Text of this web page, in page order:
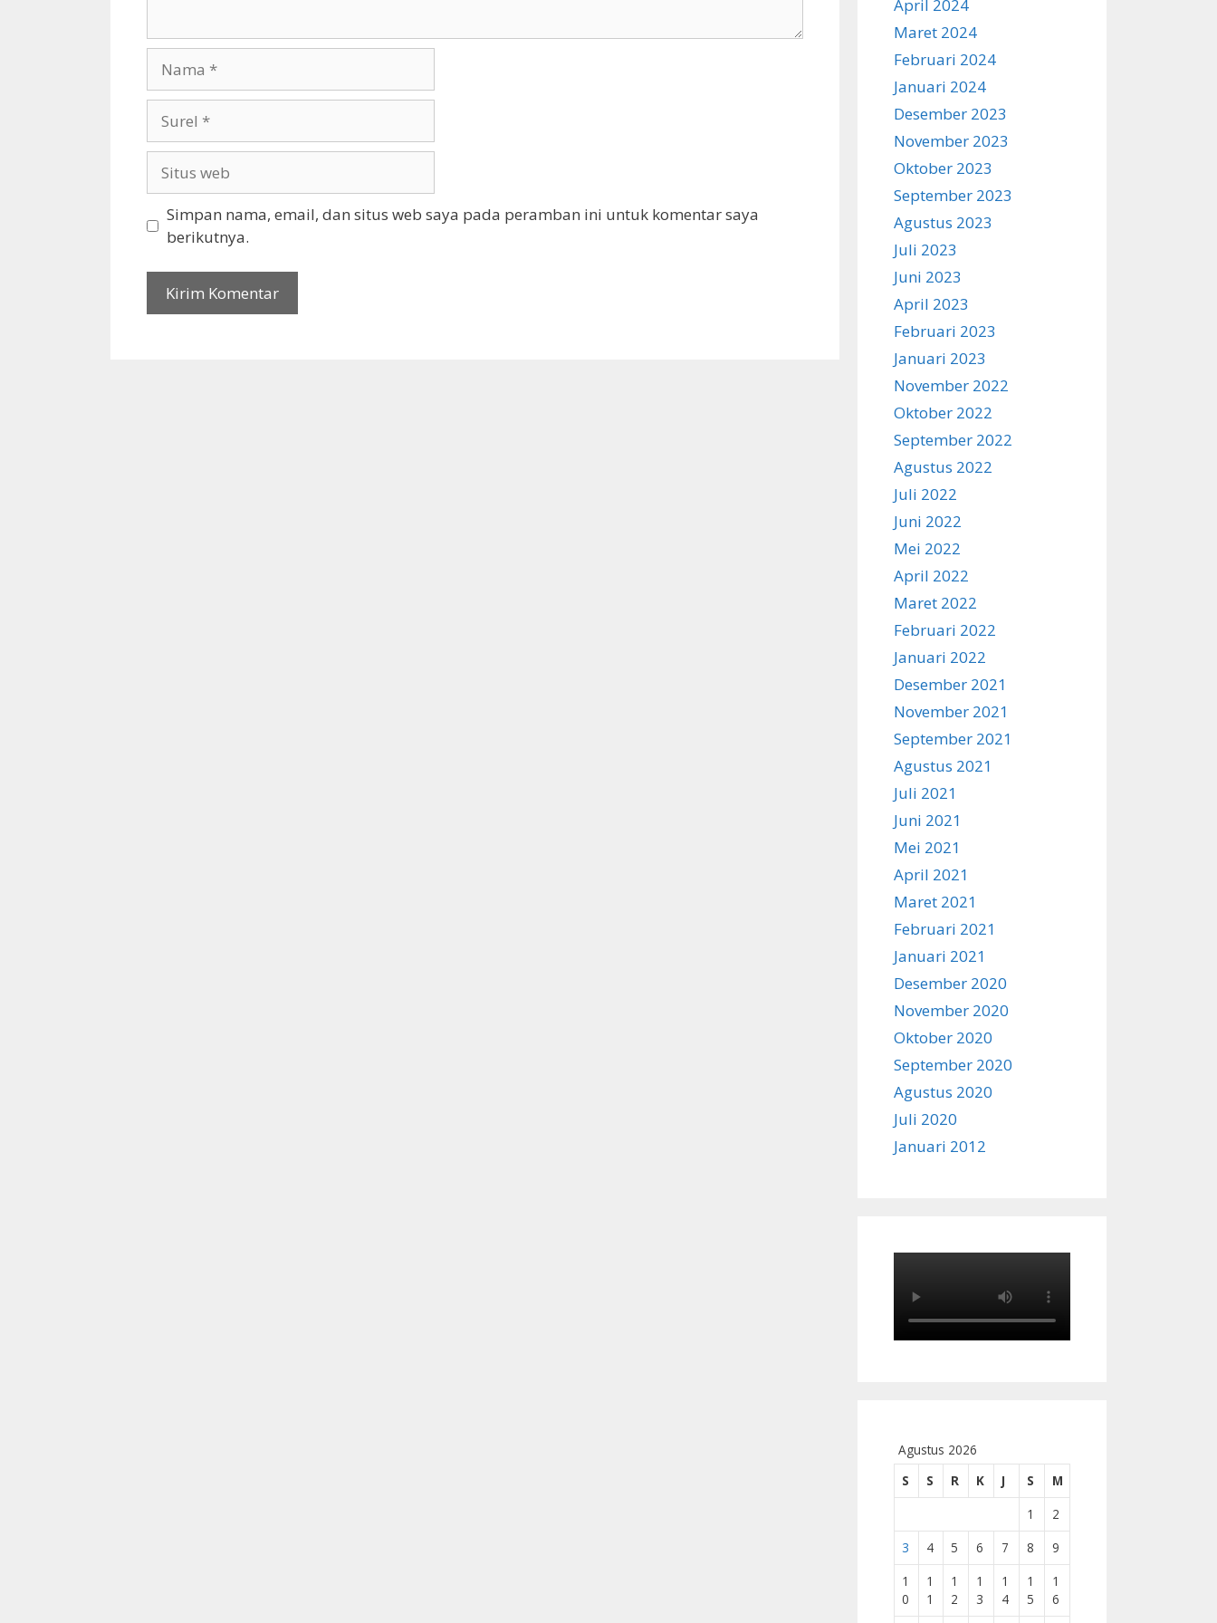
web
Simpan nama, email, dan situs web saya pada peramban ini untuk komentar saya
berikutnya.
April 2024
Maret 2024
Februari 2024
Januari 2024
Desember 2023
November 2023
Oktober 2023
September 2023
Agustus 2023
Juli 2023
Juni 2023
April 2023
Februari 2023
Januari 2023
November 2022
Oktober 2022
September 2022
Agustus 2022
Juli 2022
Juni 2022
Mei 2022
April 2022
Maret 2022
Februari 2022
Januari 2022
Desember 2021
November 2021
September 2021
Agustus 2021
Juli 2021
Juni 2021
Mei 2021
April 2021
Maret 2021
Februari 2021
Januari 2021
Desember 2020
November 2020
Oktober 2020
September 2020
Agustus 2020
Juli 2020
Januari 2012
Agustus 2026
S
S R K J S
M
1
2
3
4 5 6 7 8
9
1
0
1
1
1
2
1
3
1
4
1
5
1
6